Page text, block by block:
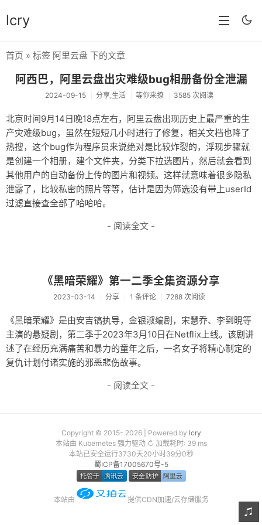
lcry
分类
分享
技术
教程
生活
归档
友链
关于
首页 » 标签 阿里云盘 下的文章
阿西巴，阿里云盘出灾难级bug相册备份全泄漏
2024-09-15 分享,生活 等你来撩 3585 次阅读
北京时间9月14日晚18点左右，阿里云盘出现历史上最严重的生
产灾难级bug，虽然在短短几小时进行了修复，相关文档也降了
热搜，这个bug作为程序员来说绝对是比较炸裂的，浮现步骤就
是创建一个相册，建个文件夹，分类下拉选图片，然后就会看到
其他用户的自动备份上传的图片和视频。这样就意味着很多隐私
泄露了，比较私密的照片等等，估计是因为筛选没有带上userId
过滤直接查全部了哈哈哈。
- 阅读全文 -
《黑暗荣耀》第一二季全集资源分享
2023-03-14 分享 1 条评论 7288 次阅读
《黑暗荣耀》是由安吉镐执导，金银淑编剧，宋慧乔、李到晛等
主演的悬疑剧，第二季于2023年3月10日在Netflix上线。该剧讲
述了在经历充满痛苦和暴力的童年之后，一名女子将精心制定的
复仇计划付诸实施的邪恶悲伤故事。
- 阅读全文 -
Copyright © 2015- 2026 | Powered by lcry
本站由 Kubernetes 强力驱动 ↻ 加载耗时: 39 ms
本站已安全运行3730天20小时39分0秒
蜀ICP备17005670号-5
本站由 提供CDN加速/云存储服务